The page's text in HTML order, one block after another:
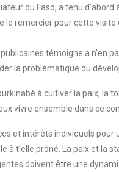
du Faso, a tenu
le remercier pour cette
témoigne a n'en
la problématique du
à cultiver la paix, la
vivre ensemble dans ce
et intérêts individuels pour
t'elle prôné. La paix et la
doivent être une